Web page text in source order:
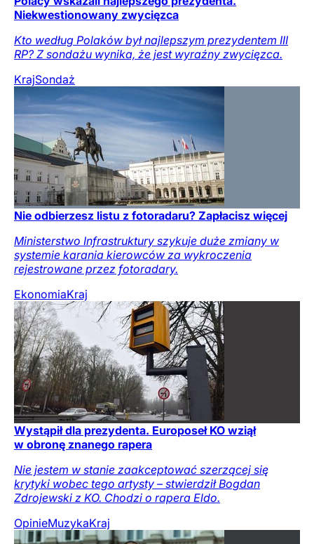
Niekwestionowany zwycięzca
Kto według Polaków był najlepszym prezydentem III
RP? Z sondażu wynika, że jest wyraźny zwycięzca.
KrajSondaż
Nie odbierzesz listu z fotoradaru? Zapłacisz więcej
Ministerstwo Infrastruktury szykuje duże zmiany w
systemie karania kierowców za wykroczenia
rejestrowane przez fotoradary.
EkonomiaKraj
Wystąpił dla prezydenta. Europoseł KO wziął
w obronę znanego rapera
Nie jestem w stanie zaakceptować szerzącej się
krytyki wobec tego artysty – stwierdził Bogdan
Zdrojewski z KO. Chodzi o rapera Eldo.
OpinieMuzykaKraj